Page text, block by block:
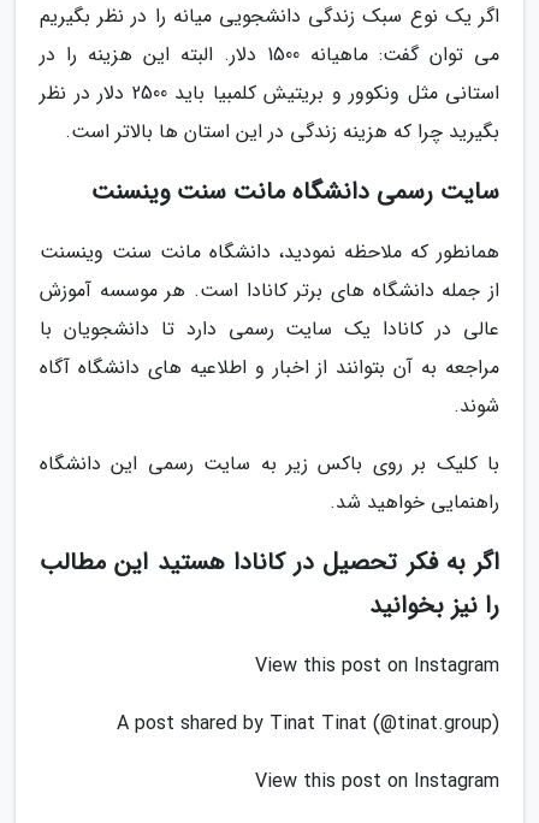
اگر یک نوع سبک زندگی دانشجویی میانه را در نظر بگیریم
می توان گفت: ماهیانه 1500 دلار. البته این هزینه را در
استانی مثل ونکوور و بریتیش کلمبیا باید 2500 دلار در نظر
بگیرید چرا که هزینه زندگی در این استان ها بالاتر است.
سایت رسمی دانشگاه مانت سنت وینسنت
همانطور که ملاحظه نمودید، دانشگاه مانت سنت وینسنت
از جمله دانشگاه های برتر کانادا است. هر موسسه آموزش
عالی در کانادا یک سایت رسمی دارد تا دانشجویان با
مراجعه به آن بتوانند از اخبار و اطلاعیه های دانشگاه آگاه
شوند.
با کلیک بر روی باکس زیر به سایت رسمی این دانشگاه
راهنمایی خواهید شد.
اگر به فکر تحصیل در کانادا هستید این مطالب
را نیز بخوانید
View this post on Instagram
A post shared by Tinat Tinat (@tinat.group)
View this post on Instagram